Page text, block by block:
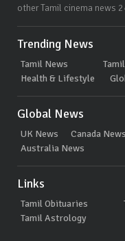
other Tamil cinema news
Trending News
Tamil News
Health & Lifestyle
Global News
UK News Canada News
Australia News
Links
Tamil Obituaries
Tamil Astrology